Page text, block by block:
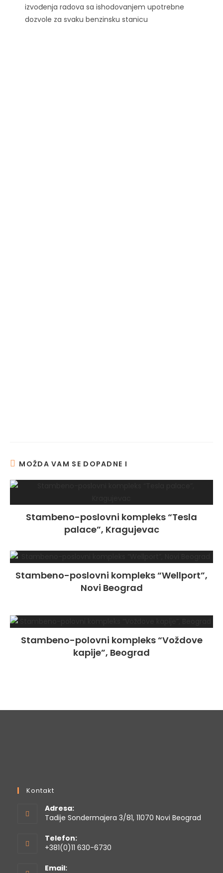
izvođenja radova sa ishodovanjem upotrebne
dozvole za svaku benzinsku stanicu
MOŽDA VAM SE DOPADNE I
Stambeno-poslovni kompleks “Tesla
palace”, Kragujevac
Stambeno-poslovni kompleks “Wellport”,
Novi Beograd
Stambeno-polovni kompleks “Voždove
kapije”, Beograd
Kontakt
Adresa:
Tadije Sondermajera 3/81, 11070 Novi Beograd
Telefon:
+381(0)11 630-6730
Email: